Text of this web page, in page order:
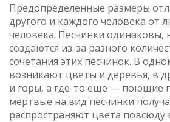
Предопределенные размеры
другого и каждого человека от
человека. Песчинки одинаковы,
создаются из-за разного
сочетания этих песчинок. В
возникают цветы и деревья, в
и горы, а где-то еще — поющие
мертвые на вид песчинки
распространяют цвета повсюду